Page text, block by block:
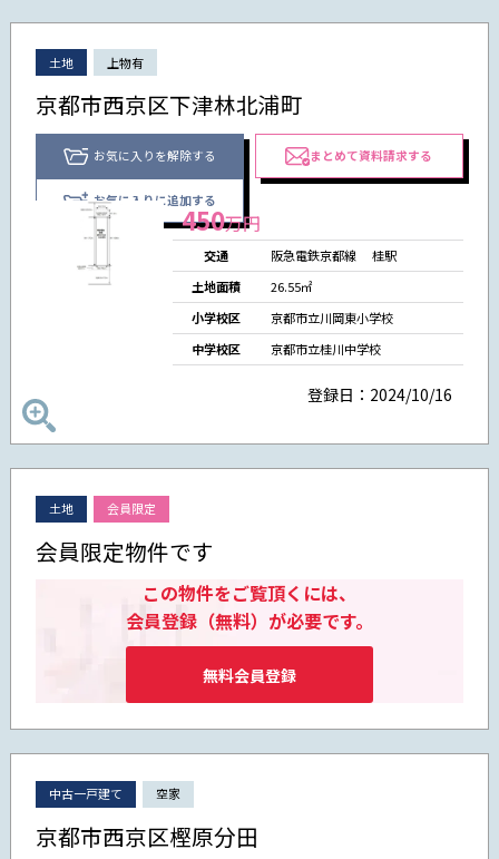
土地 上物有
京都市西京区下津林北浦町
お気に入りを解除する
お気に入りに追加する
まとめて資料請求する
450万円
交通 阪急電鉄京都線桂駅
土地面積
26.55㎡
小学校区
京都市立川岡東小学校
中学校区
京都市立桂川中学校
登録日：2024/10/16
土地 会員限定
会員限定物件です
この物件をご覧頂くには、
会員登録（無料）が必要です。
無料会員登録
中古一戸建て 空家
京都市西京区樫原分田